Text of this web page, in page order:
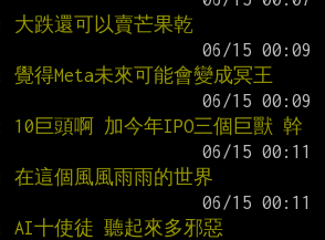
大跌還可以賣芒果乾
覺得Meta未來可能會變成冥王
10巨頭啊 加今年IPO三個巨獸 幹
在這個風風雨雨的世界
AI十使徒 聽起來多邪惡